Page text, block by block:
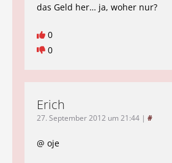
das Geld her… ja, woher nur?
0
0
Erich
27. September 2012 um 21:44 | #
@ oje